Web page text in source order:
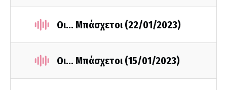
Οι... Μπάσχετοι (22/01/2023)
Οι... Μπάσχετοι (15/01/2023)